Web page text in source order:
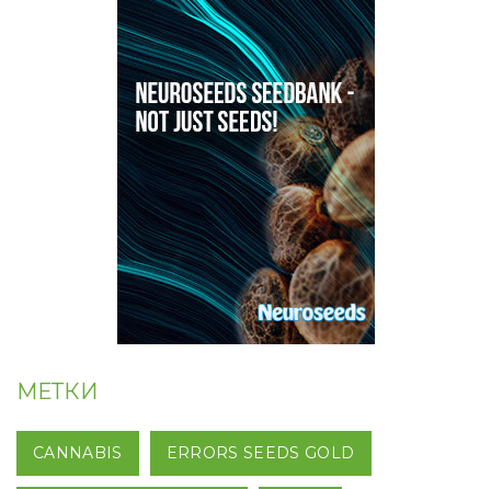
МЕТКИ
CANNABIS ERRORS SEEDS GOLD